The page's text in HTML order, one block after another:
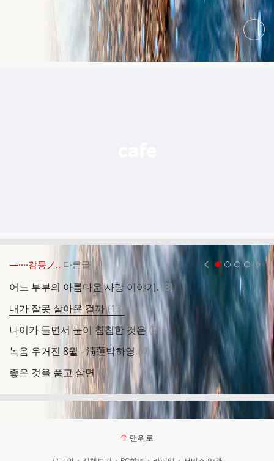
현
재
게
시
글
―····감동ノ.. 다른글
어느 부부의 아름다운 사랑 이야기.댓
글
(8)
내가 잘못 살아온 걸까댓
글
(13)
나이가 들면서 눈이 침침한 것은댓
글
(2)
녹음 우거진 8월 - 淸蓮박하영 댓
글
( 4)
좋은 것을 품고 살면 댓
글
( 3)
맨위로